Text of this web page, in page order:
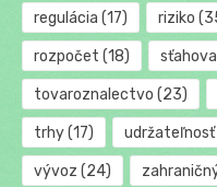
regulácia (17) riziko
rozpočet (18)
tovaroznalectvo (23)
trhy(17) udržateľnosť
vývoz (24)